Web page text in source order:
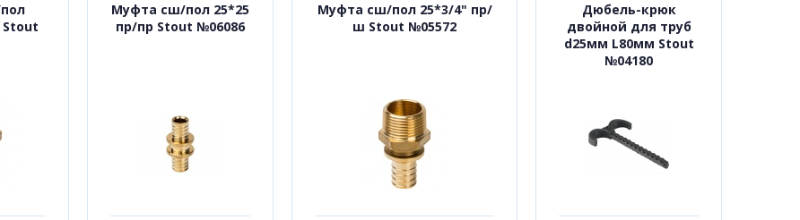
Муфта сш/пол 25*25
пр/пр Stout №06086
Муфта сш/пол 25*3/4" пр/
ш Stout №05572
Дюбель-крюк
двойной для труб
d25мм L80мм Stout
№04180